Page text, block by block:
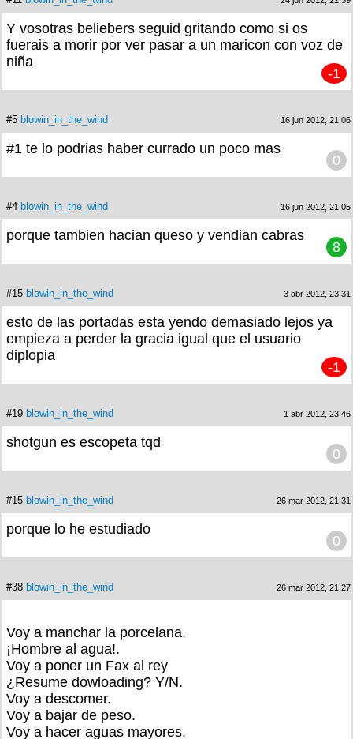
Y vosotras beliebers seguid gritando como si os
fuerais a morir por ver pasar a un maricon con voz de
niña
-1
#5 blowin_in_the_wind 16 jun 2012, 21:06
#1 te lo podrias haber currado un poco mas
0
#4 blowin_in_the_wind 16 jun 2012, 21:05
porque tambien hacian queso y vendian cabras
8
#15 blowin_in_the_wind 3 abr 2012, 23:31
esto de las portadas esta yendo demasiado lejos ya
empieza a perder la gracia igual que el usuario
diplopia
-1
#19 blowin_in_the_wind 1 abr 2012, 23:46
shotgun es escopeta tqd
0
#15 blowin_in_the_wind 26 mar 2012, 21:31
porque lo he estudiado
0
#38 blowin_in_the_wind 26 mar 2012, 21:27
Voy a manchar la porcelana.
¡Hombre al agua!.
Voy a poner un Fax al rey
¿Resume dowloading? Y/N.
Voy a descomer.
Voy a bajar de peso.
Voy a hacer aguas mayores.